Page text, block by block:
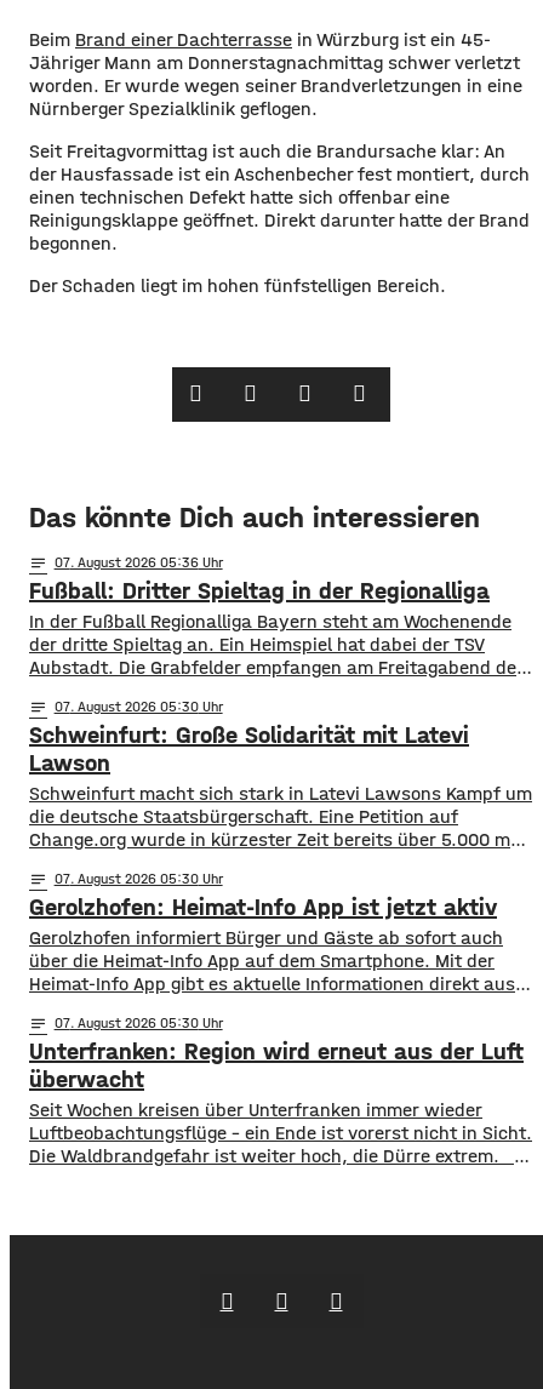
Beim Brand einer Dachterrasse in Würzburg ist ein 45-
Jähriger Mann am Donnerstagnachmittag schwer verletzt
worden. Er wurde wegen seiner Brandverletzungen in eine
Nürnberger Spezialklinik geflogen.
Seit Freitagvormittag ist auch die Brandursache klar: An
der Hausfassade ist ein Aschenbecher fest montiert, durch
einen technischen Defekt hatte sich offenbar eine
Reinigungsklappe geöffnet. Direkt darunter hatte der Brand
begonnen.
Der Schaden liegt im hohen fünfstelligen Bereich.
Das könnte Dich auch interessieren
notes 07. August 2026 05:36
Fußball: Dritter Spieltag in der Regionalliga
In der Fußball Regionalliga Bayern steht am Wochenende
der dritte Spieltag an. Ein Heimspiel hat dabei der TSV
Aubstadt. Die Grabfelder empfangen am Freitagabend den
Siegen aus zwei Spielen aktuell an der Tabellenspitze
stehen, hat Aubstadt erst ein Ligaspiel absolviert, dieses
aber gegen Schweinfurt gewonnen. Anpfiff ist
notes 07. August 2026 05:30
Schweinfurt: Große Solidarität mit Latevi
Lawson
Schweinfurt macht sich stark in Latevi Lawsons Kampf um
die deutsche Staatsbürgerschaft. Eine Petition auf
Change.org wurde in kürzester Zeit bereits über 5.000 mal
seit vielen Jahren in Schweinfurt. Seit über acht Jahren
betreibt er ein Restaurant, bietet Kochkurse an und
organisiert Caterings. Dennoch droht ihm gemeinsam
notes 07. August 2026 05:30
Gerolzhofen: Heimat-Info App ist jetzt aktiv
Gerolzhofen informiert Bürger und Gäste ab sofort auch
über die Heimat-Info App auf dem Smartphone. Mit der
Heimat-Info App gibt es aktuelle Informationen direkt aus
und Kultur und einen Veranstaltungskalender. Sie
informiert auch über Vereine, Straßensperrungen oder
aktuell zum Beispiel den Marktplatzumbau. Auf der
Plattform Heimat-Info sind
notes 07. August 2026 05:30
Unterfranken: Region wird erneut aus der Luft
überwacht
​​Seit Wochen kreisen über Unterfranken immer wieder
Luftbeobachtungsflüge – ein Ende ist vorerst nicht in Sicht.
Die Waldbrandgefahr ist weiter hoch, die Dürre extrem. ​